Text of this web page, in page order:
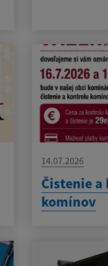
14.07.2026
Čistenie
komínov